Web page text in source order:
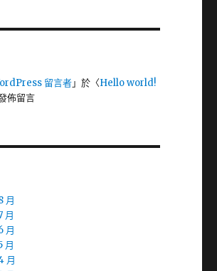
留言者」於〈Hello world!
佈留言
月
月
月
月
月